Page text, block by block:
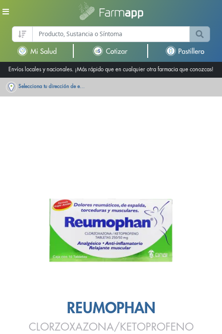
Envíos locales y nacionales. ¡Más rápido que en cualquier otra farmacia que conozcas!
Selecciona tu dirección de entrega
REUMOPHAN
CLORZOXAZONA/KETOPROFENO